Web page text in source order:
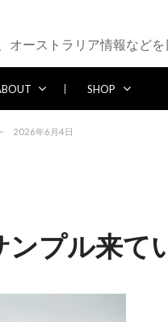
ーストラリア情報などを
SHOP
ず
月12日
2026年6月4日
2026年6月4日
ず
プル来て